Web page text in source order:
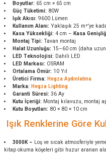
Boyutlar: 65 cm × 65 cm
Güç Tüketimi: 80W
Işık Akısı: 9600 Lümen
Kullanım Alanı: Yaklaşık 25 m²’ye
Kasa Yüksekliği: 4 cm – Kasa
Montaj Tipi: Tavan montaj
Halat Uzunluğu: 15–60 cm (daha
LED Teknolojisi: Dahili LED
LED Markası: OSRAM
Ortalama Ömür: 10 Yıl
Üretici Firma: Hegza Aydınlatma
Marka: Hegza Lighting
Garanti Süresi: 36 Ay
Kutu İçeriği: Montaj kılavuzu, montaj
Kutu Boyutları: 80 × 80 × 10 cm
Işık Renklerine Göre
3000K –
Loş ve sıcak atmosferiyle
kitap okuma köşeleri gibi huzur aranan